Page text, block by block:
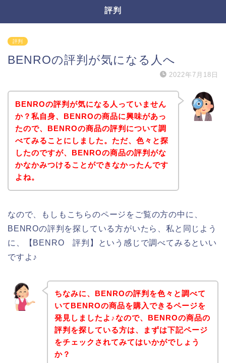
評判
評判
BENROの評判が気になる人へ
2022年7月18日
BENROの評判が気になる人っていません
か？私自身、BENROの商品に興味があっ
たので、BENROの商品の評判について調
べてみることにしました。ただ、色々と探
したのですが、BENROの商品の評判がな
かなかみつけることができなかったんです
よね。
なので、もしもこちらのページをご覧の方の中に、
BENROの評判を探している方がいたら、私と同じよう
に、【BENRO 評判】という感じで調べてみるといい
ですよ♪
ちなみに、BENROの評判を色々と調べて
いてBENROの商品を購入できるページを
発見しましたよ♪なので、BENROの商品の
評判を探している方は、まずは下記ページ
をチェックされてみてはいかがでしょう
か？